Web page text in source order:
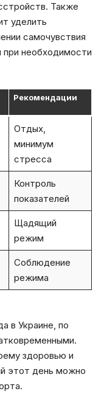
Также
уделить
самочувствия
при необходимости
Рекомендации
Отдых,
минимум
стресса
Контроль
показателей
Щадящий
режим
Соблюдение
режима
в Украине, по
здоровью и
этот день можно